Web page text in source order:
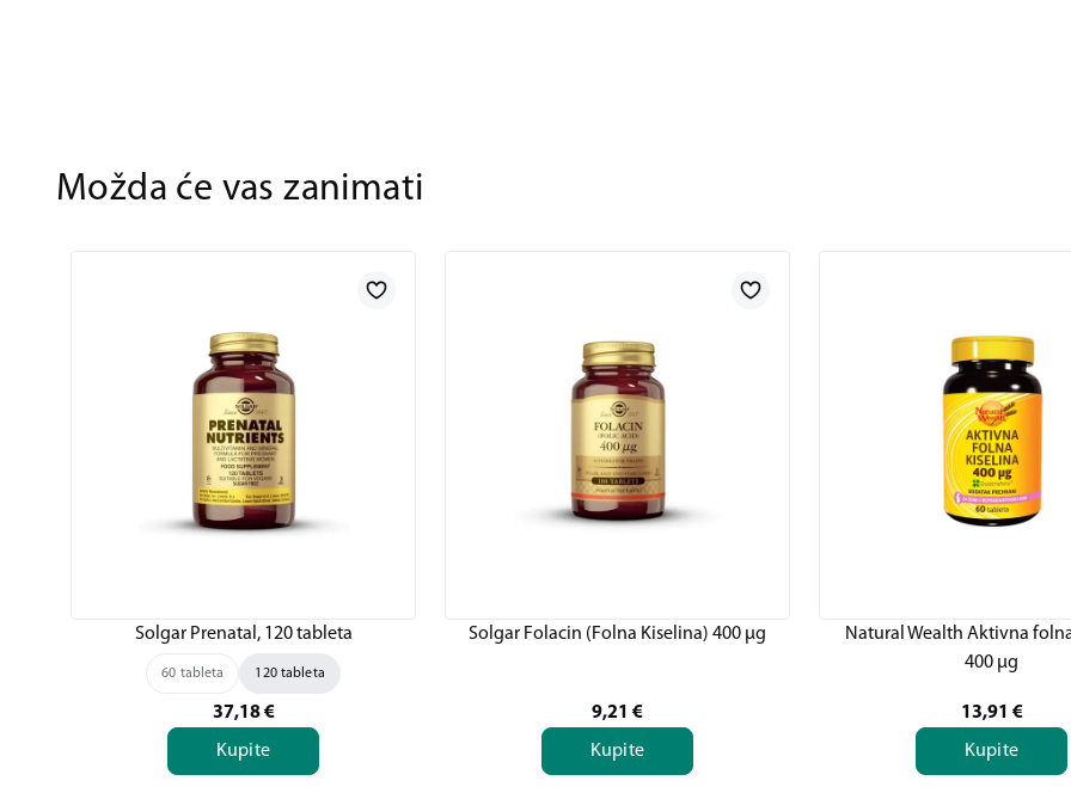
Možda će vas zanimati
Solgar Prenatal, 120 tableta
60 tableta 120 tableta
37,18 €
Kupite
Solgar Folacin (Folna Kiselina) 400 µg
9,21 €
Kupite
Natural Wealth Aktivna
400 µg
13,91 €
Kupite